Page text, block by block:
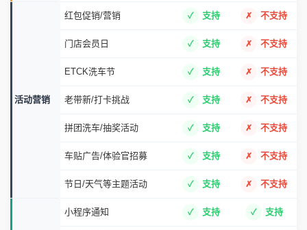
活动营销
红包促销/营销 支持 不支持
门店会员日 支持 不支持
ETCK洗车节 支持 不支持
老带新/打卡挑战 支持 不支持
拼团洗车/抽奖活动 支持 不支持
车贴广告/体验官招募 支持 不支持
节日/天气等主题活动 支持 不支持
小程序通知 支持 支持